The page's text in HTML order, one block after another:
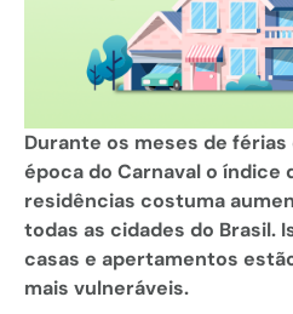
Durante os meses de
época do Carnaval o índice
residências costuma
todas as cidades do Brasil.
casas e apertamentos
mais vulneráveis.